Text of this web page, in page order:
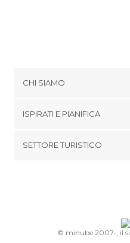
CHI SIAMO
Termini e Condizioni
ISPIRATI E PIANIFICA
SETTORE TURISTICO
© minube 2007-, il